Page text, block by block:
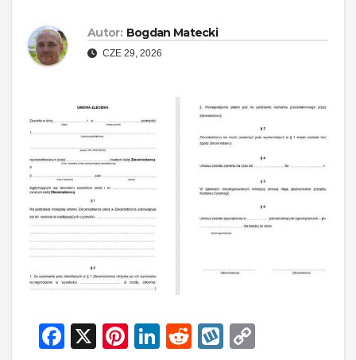
Autor: Bogdan Matecki
CZE 29, 2026
F
X
Pi
Li
R
W